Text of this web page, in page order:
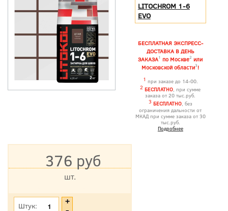
LITOCHROM 1-6
EVO
БЕСПЛАТНАЯ ЭКСПРЕСС-
ДОСТАВКА В ДЕНЬ
ЗАКАЗА1 по Москве2 или
Московской области3!
1 при заказе до 14-00.
2 БЕСПЛАТНО, при сумме
заказа от 20 тыс.руб.
3 БЕСПЛАТНО, без
ограничения дальности от
МКАД при сумме заказа от 30
тыс.руб.
Подробнее
376 руб
шт.
Штук: